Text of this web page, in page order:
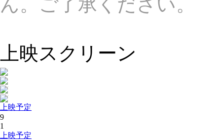
上映スクリーン
上映予定
9
1
上映予定